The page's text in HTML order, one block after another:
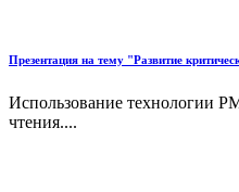
Презентация на тему "Развитие
Использование технологии
чтения....